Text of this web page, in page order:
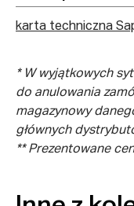
karta techniczna
* W wyjątkowych
do anulowania
magazynowy
głównych
** Prezentowane